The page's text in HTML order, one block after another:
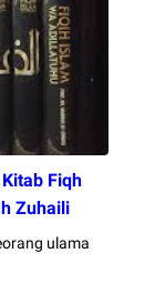
Fiqh
Zuhaili
ulama